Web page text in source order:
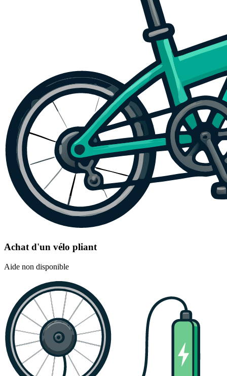
Achat d'un vélo pliant
Aide non disponible